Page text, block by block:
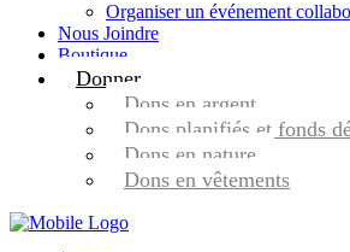
Organiser un événement
Nous Joindre
Boutique
Donner
Dons en argent
Dons planifiés et fonds
Dons en nature
Dons en vêtements